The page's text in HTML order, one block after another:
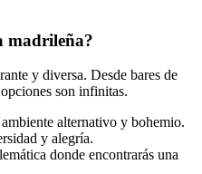
madrileña?
y diversa. Desde bares de
son infinitas.
alternativo y bohemio.
y alegría.
donde encontrarás una